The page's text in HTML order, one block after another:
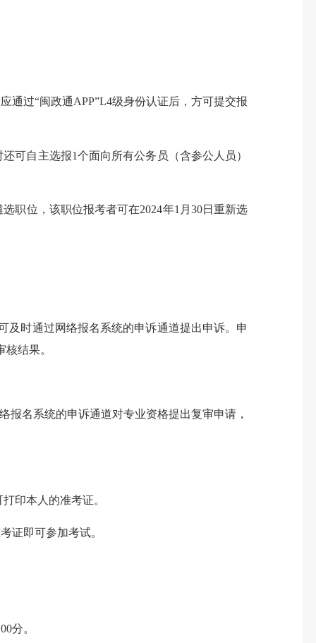
过“闽政通APP”L4级身份认证后，方可提交报
自主选报1个面向所有公务员（含参公人员）
位，该职位报考者可在2024年1月30日重新选
时通过网络报名系统的申诉通道提出申诉。申
核结果。
名系统的申诉通道对专业资格提出复审申请，
印本人的准考证。
证即可参加考试。
分。